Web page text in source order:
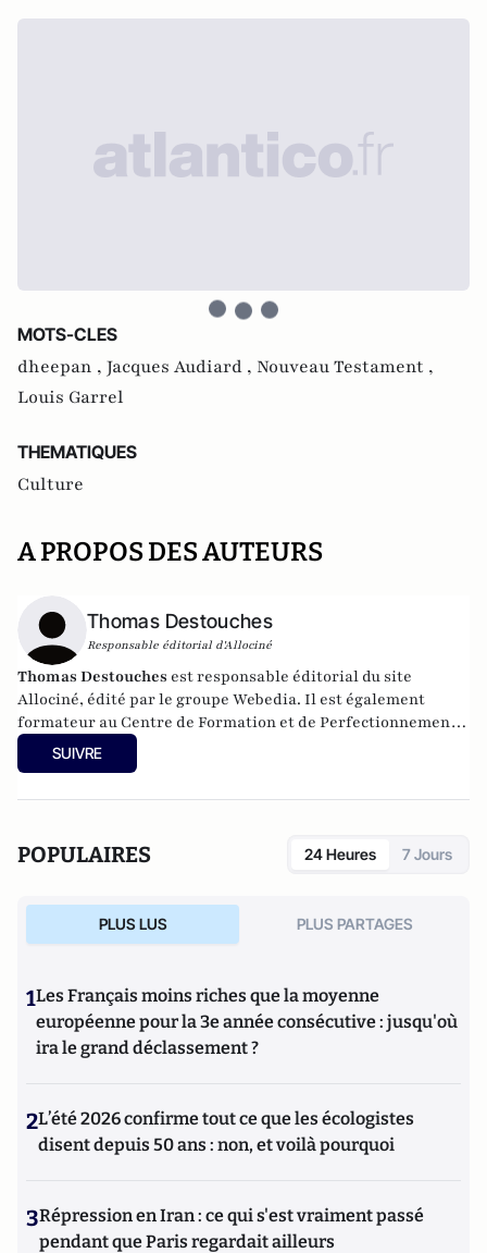
MOTS-CLES
dheepan , Jacques Audiard , Nouveau Testament ,
Louis Garrel
THEMATIQUES
Culture
A PROPOS DES AUTEURS
Thomas Destouches
Responsable éditorial d'Allociné
Thomas Destouches est responsable éditorial du site
Allociné, édité par le groupe Webedia. Il est également
formateur au Centre de Formation et de Perfectionnement
des Journalistes, à Paris et journaliste pour Soap Editions et
le Daily Mars. Il écrit par ailleurs des critiques de séries et
SUIVRE
POPULAIRES 24 Heures 7 Jours
PLUS LUS PLUS PARTAGES
1Les Français moins riches que la moyenne
européenne pour la 3e année consécutive : jusqu'où
ira le grand déclassement ?
2L’été 2026 confirme tout ce que les écologistes
disent depuis 50 ans : non, et voilà pourquoi
3Répression en Iran : ce qui s'est vraiment passé
pendant que Paris regardait ailleurs